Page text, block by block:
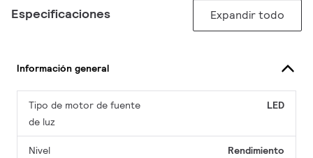
Especificaciones Expandir todo
Información general
Tipo de motor de fuente
de luz
LED
Nivel Rendimiento